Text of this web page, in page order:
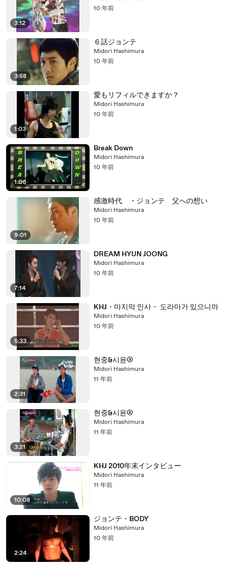
3:12
10 年前
3:58
６話ジョンテ
Midori Hashimura
10 年前
1:03
愛もリフィルできますか？
Midori Hashimura
10 年前
1:06
Break Down
Midori Hashimura
10 年前
9:01
感激時代 ・ジョンテ 父への想い
Midori Hashimura
10 年前
7:14
DREAM HYUN JOONG
Midori Hashimura
10 年前
5:33
KHJ・마지막 인사・ 도라마가 있으니까
Midori Hashimura
10 年前
2:31
현중&시윤③
Midori Hashimura
11 年前
3:21
현중&시윤②
Midori Hashimura
11 年前
10:08
KHJ 2010年末インタビュー
Midori Hashimura
11 年前
2:24
ジョンテ・BODY
Midori Hashimura
10 年前